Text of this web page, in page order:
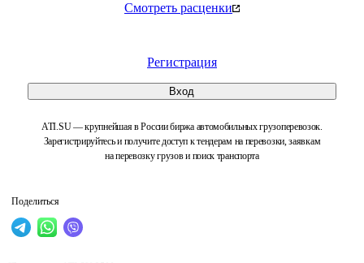
Смотреть расценки
Регистрация
Вход
ATI.SU — крупнейшая в России биржа автомобильных грузоперевозок.
Зарегистрируйтесь и получите доступ к тендерам на перевозки, заявкам
на перевозку грузов и поиск транспорта
Поделиться